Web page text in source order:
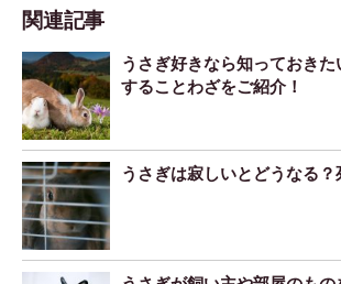
関連記事
うさぎ好きなら知っておき
することわざをご紹介！
うさぎは寂しいとどうなる？